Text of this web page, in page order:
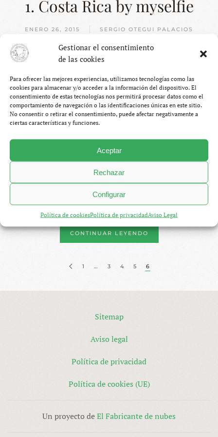
Gestionar el consentimiento
de las cookies
Para ofrecer las mejores experiencias, utilizamos tecnologías como las
cookies para almacenar y/o acceder a la información del dispositivo. El
consentimiento de estas tecnologías nos permitirá procesar datos como el
comportamiento de navegación o las identificaciones únicas en este sitio.
No consentir o retirar el consentimiento, puede afectar negativamente a
ciertas características y funciones.
Aceptar
Rechazar
Configurar
Política de cookiesPolítica de privacidadAviso Legal
1. Costa Rica by myselfie
ENERO 26, 2015
SERGIO OTEGUI PALACIOS
1.
MYSELFIE
pero no por ello deja de ser verdad. Tal día como hoy hace
un año preparaba unviaje a Perúcon mi (ex)pareja
durante ocho años y algunas amigas suyas. Hoy, cojo un
avión a Costa Rica, solo, y sin novia. Y diréis, ¿qué ha
que haya sido capaz de entender, muchas más de las que
tenga o deba contar en este blog. Simplemente decir que
creo que hay puertas que no se deberían abrir. Pero no os
preocupéis, nada de eso me ha quitado las ganas de
sonreír… y de seguir viajando. Y Costa Rica se va a enterar
bien de ello.
CONTINUAR LEYENDO
1 … 3 4 5 6
Sitemap
Aviso legal
Política de privacidad
Política de cookies (UE)
Un proyecto deEl Fabricante de nubes